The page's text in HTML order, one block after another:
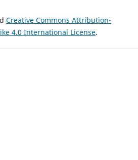
Creative Commons Attribution-
4.0 International License.